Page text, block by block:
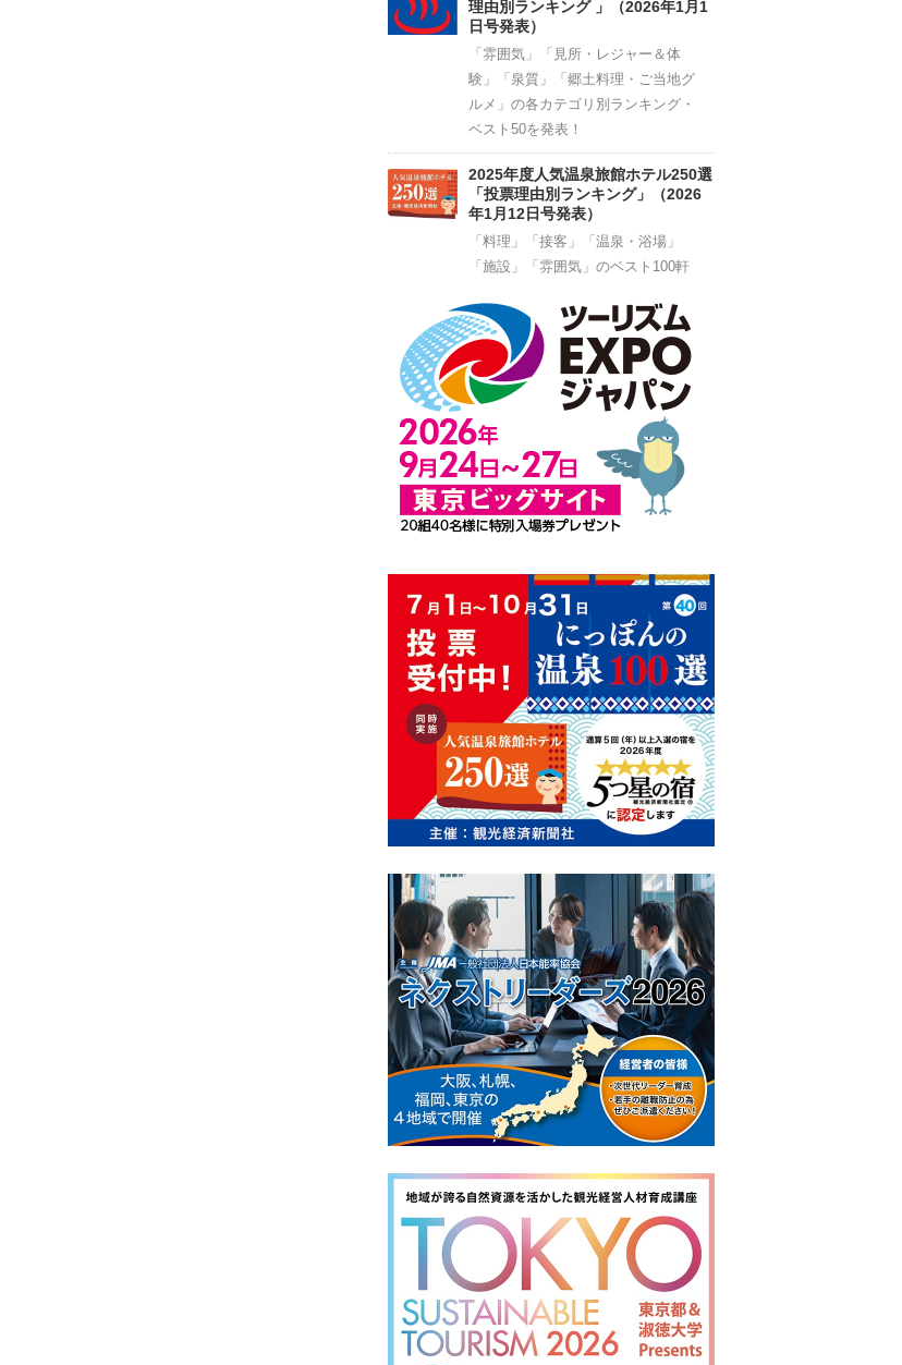
理由別ランキング 」（2026年1月1
日号発表）
「雰囲気」「見所・レジャー＆体
験」「泉質」「郷土料理・ご当地グ
ルメ」の各カテゴリ別ランキング・
ベスト50を発表！
2025年度人気温泉旅館ホテル250選
「投票理由別ランキング」（2026
年1月12日号発表）
「料理」「接客」「温泉・浴場」
「施設」「雰囲気」のベスト100軒